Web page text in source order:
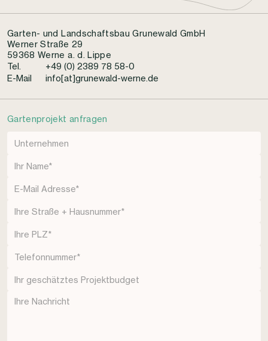
Garten- und Landschaftsbau Grunewald GmbH
Werner Straße 29
59368 Werne a. d. Lippe
Tel.
+49 (0) 2389 78 58-0
E-Mail
info[at]grunewald-werne.de
Gartenprojekt anfragen